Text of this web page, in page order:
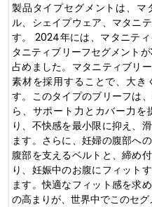
製品タイプセグメントは、マ
ル、シェイプウェア、マタニ
す。 2024年には、マタニテ
タニティブリーフセグメント
占めました。マタニティブリ
素材を採用することで、大き
す。このタイプのブリーフは
ら、サポート力とカバー力を
り、不快感を最小限に抑え、
ます。さらに、妊婦の腹部へ
腹部を支えるベルトと、締め
り、妊娠中のお腹にフィット
ます。快適なフィット感を求
の高まりが、世界中でこのセグ